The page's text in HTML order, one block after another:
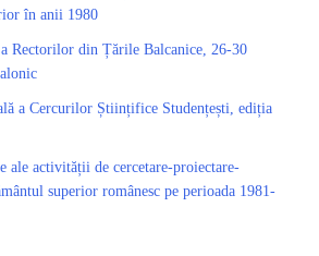
în anii 1980
Rectorilor din Țările Balcanice, 26-30
a Cercurilor Științifice Studențești, ediția
ale activității de cercetare-proiectare-
superior românesc pe perioada 1981-